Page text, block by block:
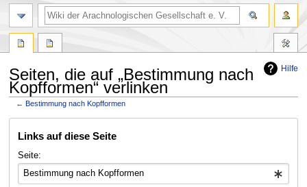
Hilfe
Seiten, die auf „Bestimmung nach
Kopfformen“ verlinken
←Bestimmung nach Kopfformen
Navigation
Suche
Links auf diese Seite
Seite: